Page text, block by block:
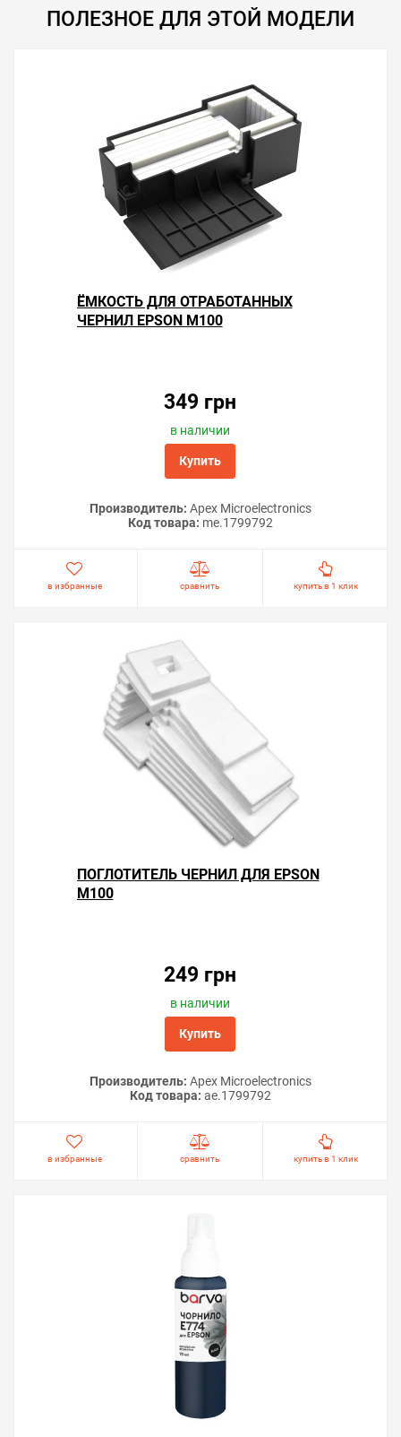
Решили купить демпфер для Epson M100 — оформите
на вопросы и поможем сделать печать на принтере
ПОЛЕЗНОЕ ДЛЯ ЭТОЙ МОДЕЛИ
ЁМКОСТЬ ДЛЯ ОТРАБОТАННЫХ
ЧЕРНИЛ EPSON M100
349 грн
в наличии
Купить
Производитель: Apex Microelectronics
Код товара: me.1799792
в избранные сравнить купить в 1 клик
ПОГЛОТИТЕЛЬ ЧЕРНИЛ ДЛЯ EPSON
M100
249 грн
в наличии
Купить
Производитель: Apex Microelectronics
Код товара: ae.1799792
в избранные сравнить купить в 1 клик